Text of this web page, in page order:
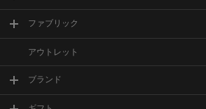
ファブリック
アウトレット
ブランド